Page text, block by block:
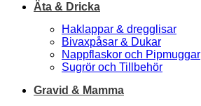
Äta & Dricka
Haklappar & dregglisar
Bivaxpåsar & Dukar
Nappflaskor och Pipmuggar
Sugrör och Tillbehör
Gravid & Mamma